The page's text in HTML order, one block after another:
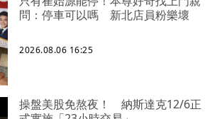
問：停車可以嗎 新北店員粉樂壞
2026.08.06 16:25
操盤美股免熬夜！ 納斯達克12/6正